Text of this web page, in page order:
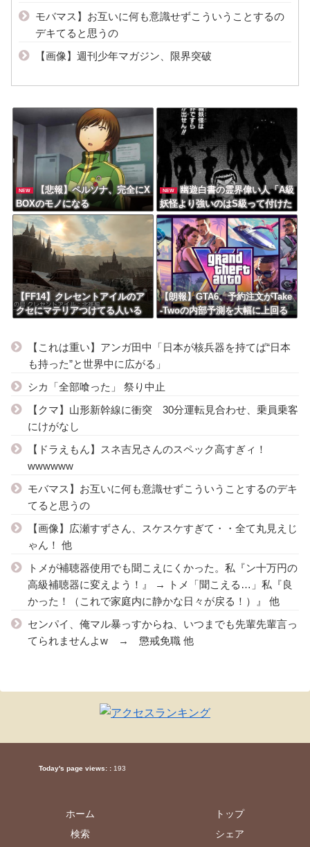
モバマス】お互いに何も意識せずこういうことするの
デキてると思うの
【画像】週刊少年マガジン、限界突破
NEW
【悲報】ペルソナ、完全にX
BOXのモノになる
NEW
幽遊白書の霊界偉い人「A級
妖怪より強いのはS級って付けた
ろ！」←この発想
【FF14】クレセントアイルのア
クセにマテリアつけてる人いる
【朗報】GTA6、予約注文がTake
-Twoの内部予測を大幅に上回る
【これは重い】アンガ田中「日本が核兵器を持てば“日本
も持った”と世界中に広がる」
シカ「全部喰った」 祭り中止
【クマ】山形新幹線に衝突 30分運転見合わせ、乗員乗客
にけがなし
【ドラえもん】スネ吉兄さんのスペック高すぎィ！
wwwwww
モバマス】お互いに何も意識せずこういうことするのデキ
てると思うの
【画像】広瀬すずさん、スケスケすぎて・・全て丸見えじ
ゃん！ 他
トメが補聴器使用でも聞こえにくかった。私『ン十万円の
高級補聴器に変えよう！』 → トメ「聞こえる…」私『良
かった！（これで家庭内に静かな日々が戻る！）』 他
センパイ、俺マル暴っすからね、いつまでも先輩先輩言っ
てられませんよw → 懲戒免職 他
Today's page views: : 193
ホーム
トップ
検索
シェア